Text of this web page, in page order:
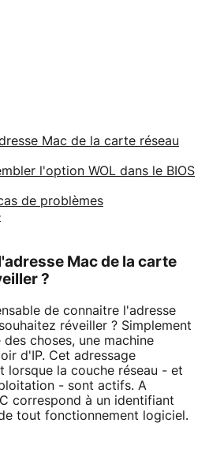
Mac de la carte réseau
l'option WOL dans le BIOS
de problèmes
Mac de la carte
?
de connaitre l'adresse
réveiller ? Simplement
choses, une machine
d'IP. Cet adressage
lorsque la couche réseau - et
- sont actifs. A
correspond à un identifiant
tout fonctionnement logiciel.